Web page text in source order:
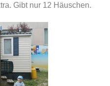
Gibt nur 12 Häuschen.